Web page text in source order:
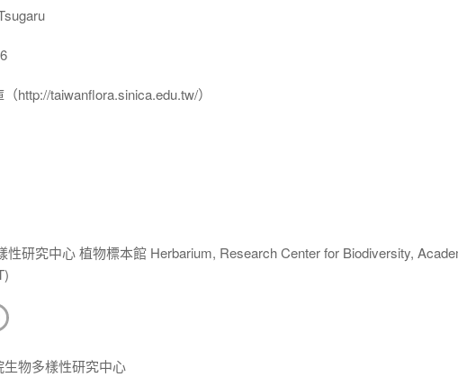
http://taiwanflora.sinica.edu.tw/）
性研究中心 植物標本館 Herbarium, Research Center for Biodiversity,
物多樣性研究中心